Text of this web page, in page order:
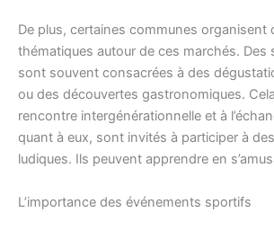
De plus, certaines communes organisent
thématiques autour de ces marchés. Des
sont souvent consacrées à des
ou des découvertes gastronomiques.
rencontre intergénérationnelle et à
quant à eux, sont invités à participer à
ludiques. Ils peuvent apprendre en
L’importance des événements sportifs